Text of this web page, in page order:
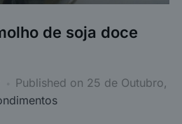
de soja doce
Published on 25 de Outubro,